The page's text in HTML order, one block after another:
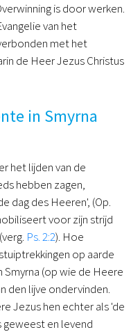
is door werken.
van het
met het
de Heer Jezus Christus
in Smyrna
het lijden van de
hebben zagen,
dag des Heeren', (Op.
voor zijn strijd
Ps. 2:2). Hoe
op aarde
(op wie de Heere
den lijve ondervinden.
Jezus hen echter als 'de
geweest en levend